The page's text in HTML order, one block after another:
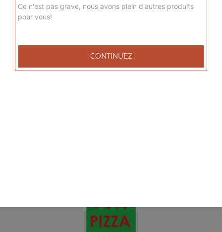
Onions rings 8 pcs
Calamars fritti 10 pcs
Ce n'est pas grave, nous avons plein d'autres produits
pour vous!
CONTINUEZ